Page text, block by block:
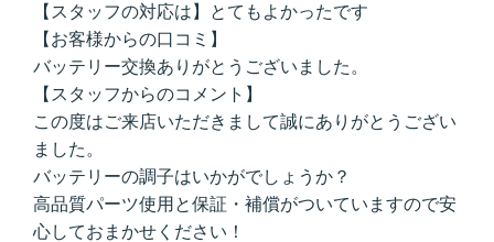
【スタッフの対応は】とてもよかったです
【お客様からの口コミ】
バッテリー交換ありがとうございました。
【スタッフからのコメント】
この度はご来店いただきまして誠にありがとうござい
ました。
バッテリーの調子はいかがでしょうか？
高品質パーツ使用と保証・補償がついていますので安
心しておまかせください！